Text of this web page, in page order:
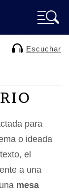
Escuchar
para
o ideada
el
a una
mesa